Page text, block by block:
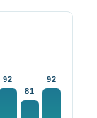
92
81
92